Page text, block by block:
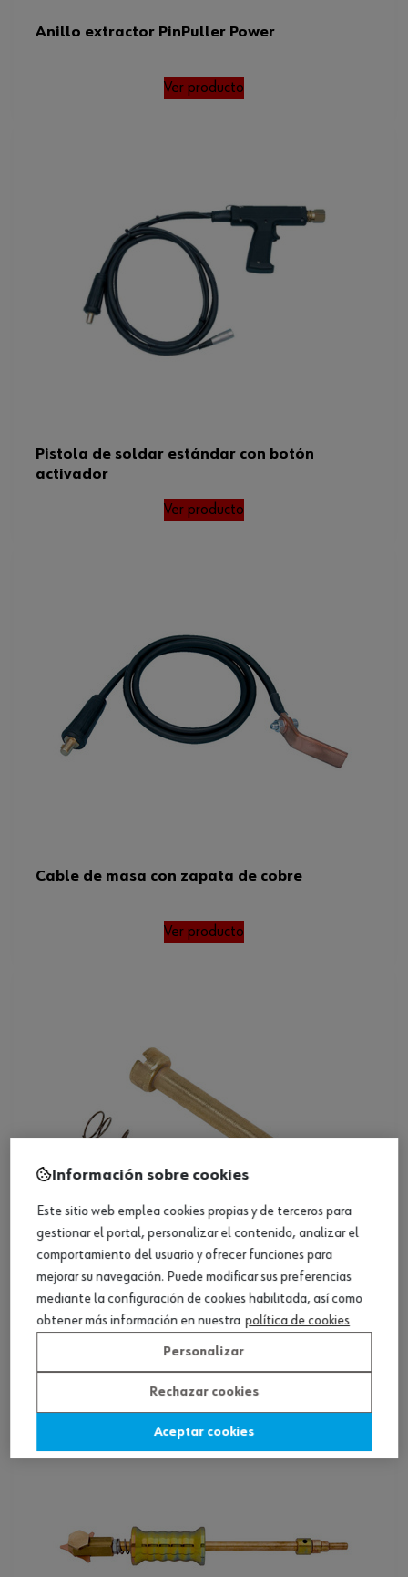
Anillo extractor PinPuller Power
Ver producto
Pistola de soldar estándar con botón
activador
Ver producto
Cable de masa con zapata de cobre
Ver producto
Electrodo de soldadura PinPuller con muelle
Ver producto
Información sobre cookies
Este sitio web emplea cookies propias y de terceros para
gestionar el portal, personalizar el contenido, analizar el
comportamiento del usuario y ofrecer funciones para
mejorar su navegación. Puede modificar sus preferencias
mediante la configuración de cookies habilitada, así como
obtener más información en nuestra política de cookies
Personalizar
Rechazar cookies
Aceptar cookies